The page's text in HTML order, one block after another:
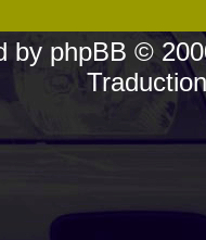
by phpBB ©